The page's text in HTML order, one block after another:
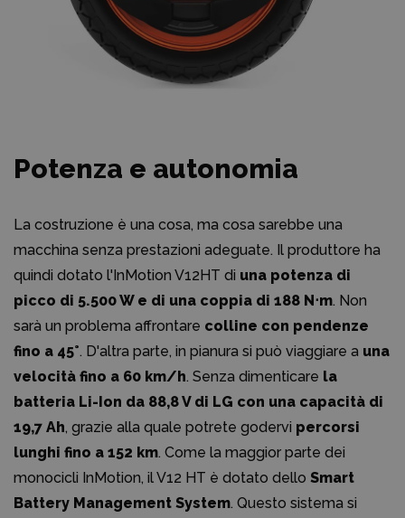
Potenza e autonomia
La costruzione è una cosa, ma cosa sarebbe una
macchina senza prestazioni adeguate. Il produttore ha
quindi dotato l'InMotion V12HT di una potenza di
picco di 5.500 W e di una coppia di 188 N⋅m. Non
sarà un problema affrontare colline con pendenze
fino a 45°. D'altra parte, in pianura si può viaggiare a una
velocità fino a 60 km/h. Senza dimenticare la
batteria Li-Ion da 88,8 V di LG con una capacità di
19,7 Ah, grazie alla quale potrete godervi percorsi
lunghi fino a 152 km. Come la maggior parte dei
monocicli InMotion, il V12 HT è dotato dello Smart
Battery Management System. Questo sistema si